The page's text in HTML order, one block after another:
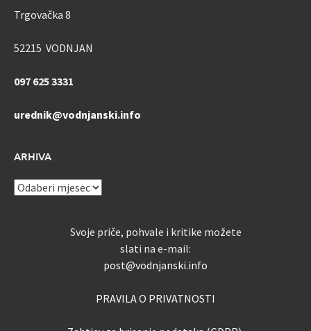
Trgovačka 8
52215 VODNJAN
097 625 3331
urednik@vodnjanski.info
ARHIVA
ARHIVA
Svoje priče, pohvale i kritike možete
slati na e-mail:
post@vodnjanski.info
PRAVILA O PRIVATNOSTI